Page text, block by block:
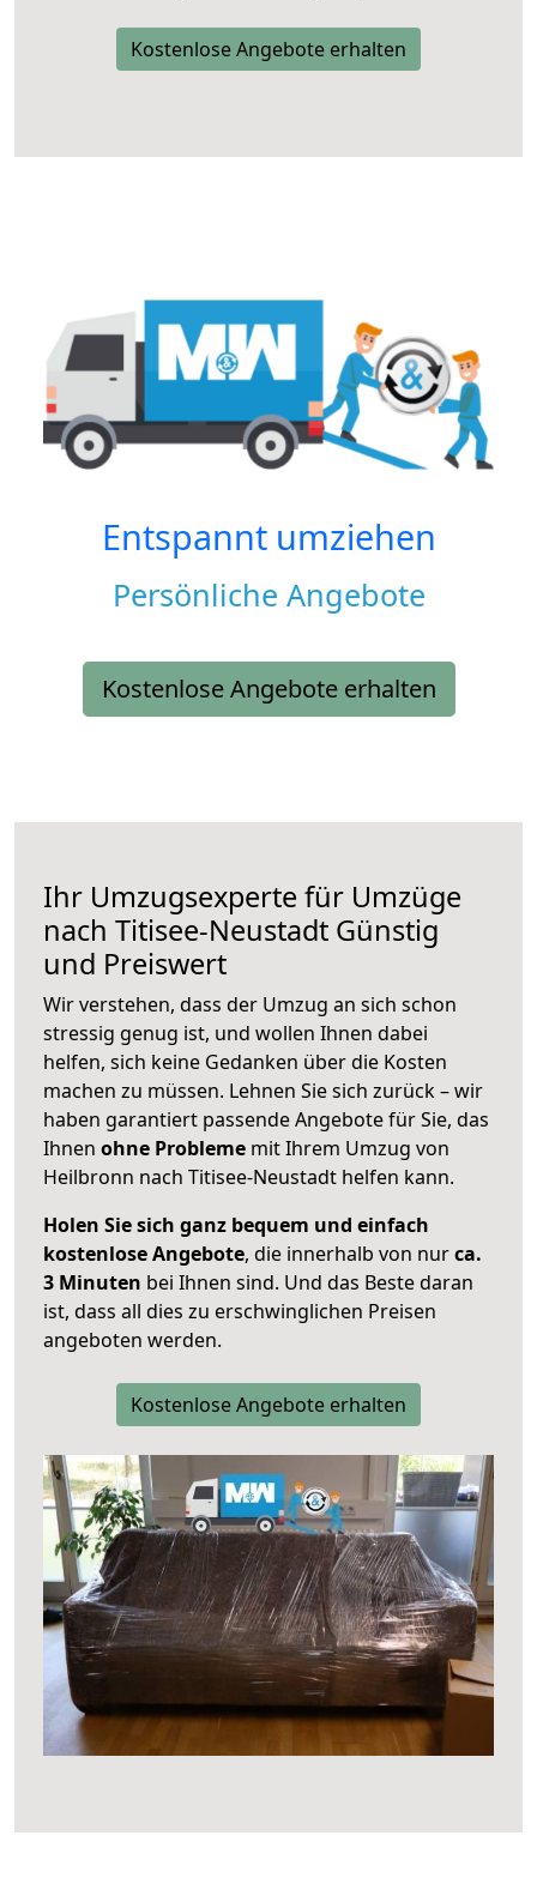
Kostenlose Angebote erhalten
Entspannt umziehen
Persönliche Angebote
Kostenlose Angebote erhalten
Ihr Umzugsexperte für Umzüge
nach Titisee-Neustadt Günstig
und Preiswert
Wir verstehen, dass der Umzug an sich schon
stressig genug ist, und wollen Ihnen dabei
helfen, sich keine Gedanken über die Kosten
machen zu müssen. Lehnen Sie sich zurück – wir
haben garantiert passende Angebote für Sie, das
Ihnen ohne Probleme mit Ihrem Umzug von
Heilbronn nach Titisee-Neustadt helfen kann.
Holen Sie sich ganz bequem und einfach
kostenlose Angebote, die innerhalb von nurca.
3 Minuten bei Ihnen sind. Und das Beste daran
ist, dass all dies zu erschwinglichen Preisen
angeboten werden.
Kostenlose Angebote erhalten